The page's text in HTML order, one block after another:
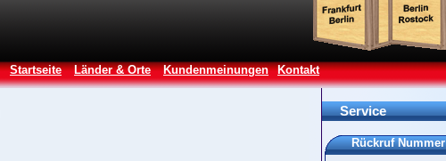
Startseite Länder & Orte Kundenmeinungen Kontakt
Service
Rückruf Nummer